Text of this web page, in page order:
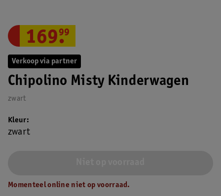
Verkoop via partner
Chipolino Misty Kinderwagen
zwart
169.
99
Kleur
zwart
Momenteel online niet op voorraad.